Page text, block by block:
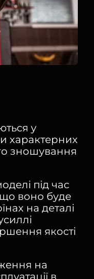
у
характерних
зношування
під час
воно буде
на деталі
якості
на
в